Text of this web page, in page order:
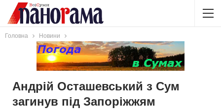
Головна Новини
Андрій Осташевський з Сум
загинув під Запоріжжям